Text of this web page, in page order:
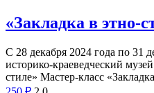
«Закладка в этно-
С 28 декабря 2024 года по 31
историко-краеведческий
стиле» Мастер-класс